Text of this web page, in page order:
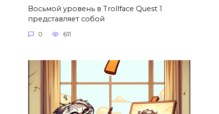
Восьмой уровень в Trollface Quest 1
представляет собой
0 611